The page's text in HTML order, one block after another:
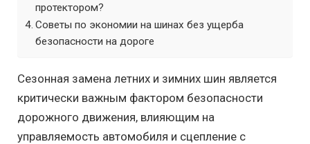
протектором?
Советы по экономии на шинах без ущерба
безопасности на дороге
Сезонная замена летних и зимних шин является
критически важным фактором безопасности
дорожного движения, влияющим на
управляемость автомобиля и сцепление с